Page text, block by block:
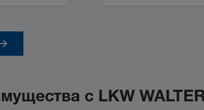
с LKW